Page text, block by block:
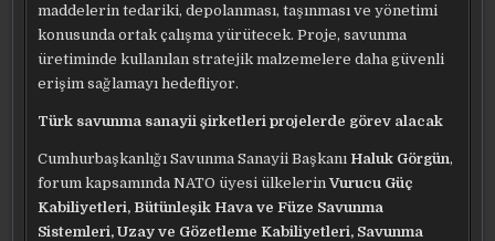
maddelerin tedariki, depolanması, taşınması ve yönetimi
konusunda ortak çalışma yürütecek. Proje, savunma
üretiminde kullanılan stratejik malzemelere daha güvenli
erişim sağlamayı hedefliyor.
Türk savunma sanayii şirketleri projelerde görev alacak
Cumhurbaşkanlığı Savunma Sanayii Başkanı Haluk Görgün,
forum kapsamında NATO üyesi ülkelerinVurucu Güç
Kabiliyetleri, Bütünleşik Hava ve Füze Savunma
Sistemleri, Uzay ve Gözetleme Kabiliyetleri, Savunma